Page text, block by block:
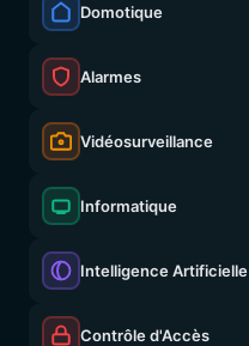
Domotique
Alarmes
Vidéosurveillance
Informatique
Intelligence Artificielle
Contrôle d'Accès